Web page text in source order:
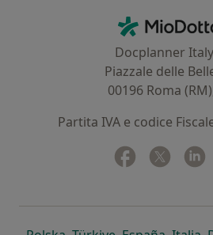
Docplanner Italy
Piazzale delle
00196 Roma
Partita IVA e codice
Facebook
si apre inTwitter
si